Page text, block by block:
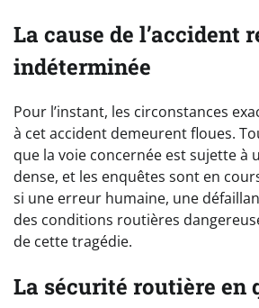
La cause de l’accident
indéterminée
Pour l’instant, les circonstances
à cet accident demeurent floues.
que la voie concernée est sujette à
dense, et les enquêtes sont en
si une erreur humaine, une
des conditions routières
de cette tragédie.
La sécurité routière en